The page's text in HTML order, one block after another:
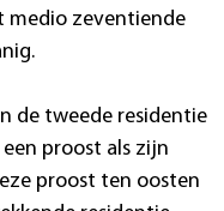
medio zeventiende
de tweede residentie
proost als zijn
proost ten oosten